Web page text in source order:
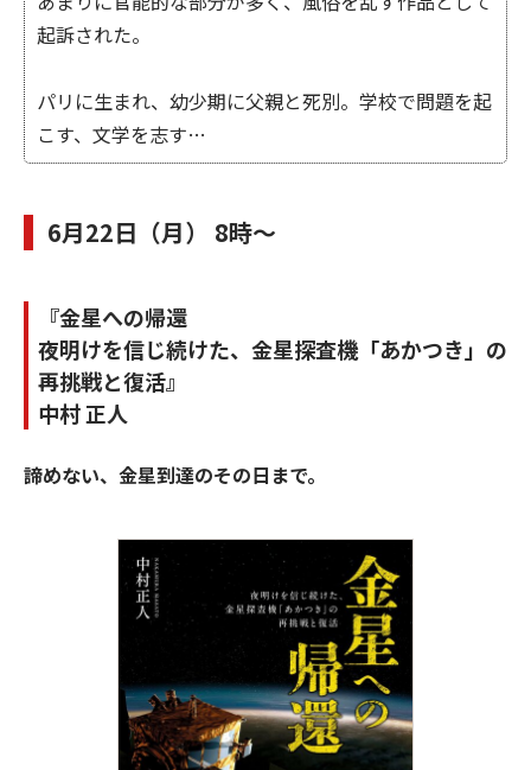
起訴された。
パリに生まれ、幼少期に父親と死別。学校で問題を起
こす、文学を志す…
6月22日（月） 8時～
『金星への帰還
夜明けを信じ続けた、金星探査機「あかつき」の
再挑戦と復活』
中村 正人
諦めない、金星到達のその日まで。